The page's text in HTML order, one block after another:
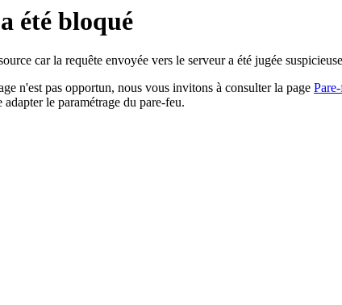
été bloqué
car la requête envoyée vers le serveur a été jugée
n'est pas opportun, nous vous invitons à consulter la page
le paramétrage du pare-feu.